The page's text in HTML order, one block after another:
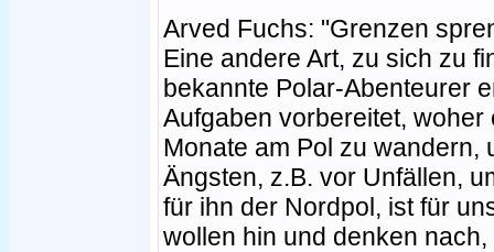
Arved Fuchs: "Grenzen
Eine andere Art, zu sich zu
bekannte Polar-Abenteurer
Aufgaben vorbereitet,
Monate am Pol zu wandern,
Ängsten, z.B. vor Unfällen,
für ihn der Nordpol, ist für
wollen hin und denken